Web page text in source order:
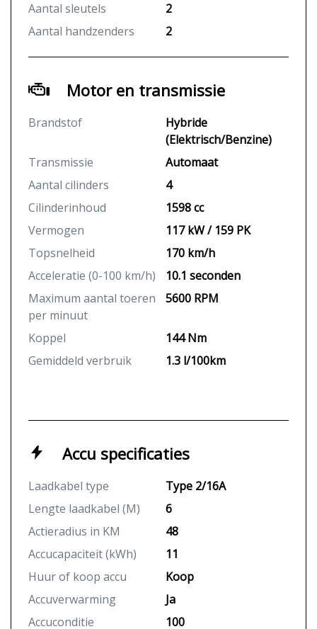
Aantal sleutels
2
Aantal handzenders
2
Motor en transmissie
Brandstof
Hybride
(Elektrisch/Benzine)
Transmissie
Automaat
Aantal cilinders
4
Cilinderinhoud
1598 cc
Vermogen
117 kW / 159 PK
Topsnelheid
170 km/h
Acceleratie (0-100 km/h)
10.1 seconden
Maximum aantal toeren
per minuut
5600 RPM
Koppel
144 Nm
Gemiddeld verbruik
1.3 l/100km
Accu specificaties
Laadkabel type
Type 2/16A
Lengte laadkabel (M)
6
Actieradius in KM
48
Accucapaciteit (kWh)
11
Huur of koop accu
Koop
Accuverwarming
Ja
Accuconditie
100